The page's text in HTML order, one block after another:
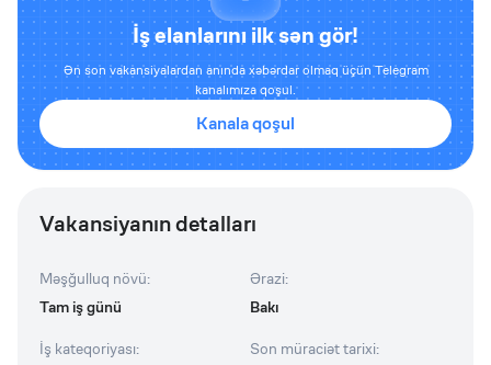
İş elanlarını ilk sən gör!
Ən son vakansiyalardan anında xəbərdar olmaq üçün Telegram
kanalımıza qoşul.
Kanala qoşul
Vakansiyanın detalları
Məşğulluq növü:
Tam iş günü
Ərazi:
Bakı
İş kateqoriyası:
Son müraciət tarixi: